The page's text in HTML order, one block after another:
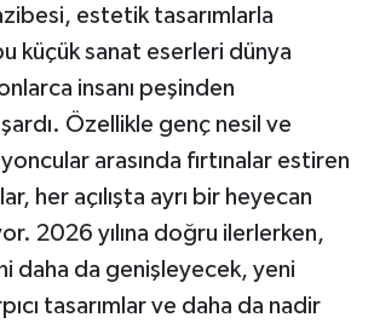
estetik tasarımlarla
küçük sanat eserleri dünya
insanı peşinden
Özellikle genç nesil ve
arasında fırtınalar estiren
her açılışta ayrı bir heyecan
2026 yılına doğru ilerlerken,
daha da genişleyecek, yeni
tasarımlar ve daha da nadir